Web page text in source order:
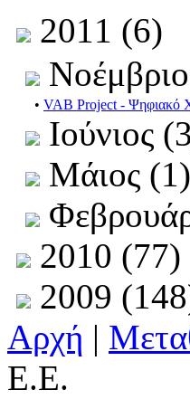
2011 (6)
• VAB Project - Ψηφιακό
Ιούνιος
Μάιος (1)
2010 (77)
2009
Αρχή |
Ε.Ε.